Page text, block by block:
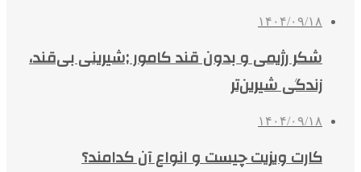
۱۴۰۴/۰۹/۱۸
شکر رژیمی و بدون قند کامور ;شیرینی بی‌قند،
زندگی شیرین‌تر
۱۴۰۴/۰۹/۱۸
کارت ویزیت چیست و انواع آن کدامند؟